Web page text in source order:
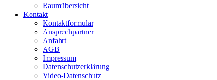
Raumübersicht
Kontakt
Kontaktformular
Ansprechpartner
Anfahrt
AGB
Impressum
Datenschutzerklärung
Video-Datenschutz